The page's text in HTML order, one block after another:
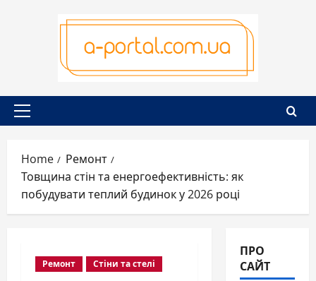
Primary
Home
Ремонт
Товщина стін та енергоефективність: як
побудувати теплий будинок у 2026 році
Ремонт Стіни та стелі
ПРО
САЙТ